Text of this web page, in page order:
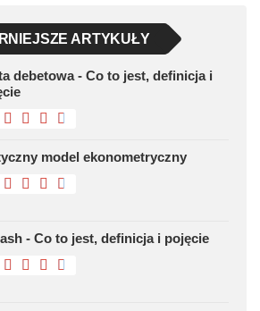
ARTYKUŁY
debetowa - Co to jest, definicja i
model ekonometryczny
- Co to jest, definicja i pojęcie